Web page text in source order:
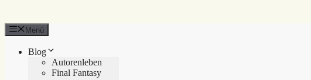
Menü
Blog
Autorenleben
Final Fantasy